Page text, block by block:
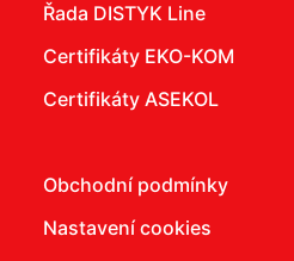
Řada DISTYK Line
Certifikáty EKO-KOM
Certifikáty ASEKOL
Obchodní podmínky
Nastavení cookies